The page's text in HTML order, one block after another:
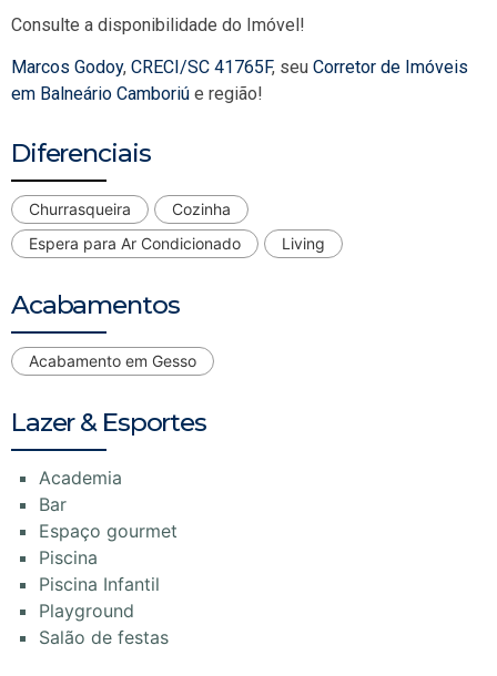
Consulte a disponibilidade do Imóvel!
Marcos Godoy, CRECI/SC 41765F, seu Corretor de Imóveis
em Balneário Camboriú e região!
Diferenciais
Churrasqueira
Cozinha
Espera para Ar Condicionado
Living
Acabamentos
Acabamento em Gesso
Lazer & Esportes
Academia
Bar
Espaço gourmet
Piscina
Piscina Infantil
Playground
Salão de festas